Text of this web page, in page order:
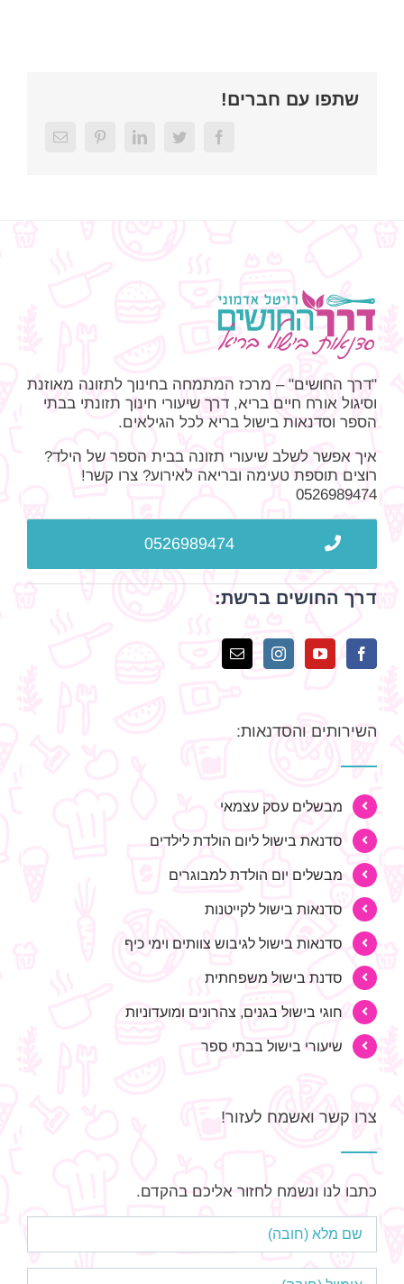
שתפו עם חברים!
Facebook
Twitter
LinkedIn
Pinterest
Email
"דרך החושים" – מרכז המתמחה בחינוך לתזונה מאוזנת
וסיגול אורח חיים בריא, דרך שיעורי חינוך תזונתי בבתי
הספר וסדנאות בישול בריא לכל הגילאים.
איך אפשר לשלב שיעורי תזונה בבית הספר של הילד?
רוצים תוספת טעימה ובריאה לאירוע? צרו קשר!
0526989474
0526989474
דרך החושים ברשת:
השירותים והסדנאות:
מבשלים עסק עצמאי
סדנאת בישול ליום הולדת לילדים
מבשלים יום הולדת למבוגרים
סדנאות בישול לקייטנות
סדנאות בישול לגיבוש צוותים וימי כיף
סדנת בישול משפחתית
חוגי בישול בגנים, צהרונים ומועדוניות
שיעורי בישול בבתי ספר
צרו קשר ואשמח לעזור!
כתבו לנו ונשמח לחזור אליכם בהקדם.